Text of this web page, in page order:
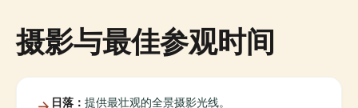
摄影与最佳参观时间
日落： 提供最壮观的全景摄影光线。